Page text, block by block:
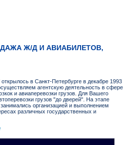
Ж/Д И АВИАБИЛЕТОВ,
в Санкт-Петербурге в декабре 1993
агентскую деятельность в сфере
и авиаперевозки грузов. Для Вашего
грузов "до дверей". На этапе
организацией и выполнением
различных государственных и